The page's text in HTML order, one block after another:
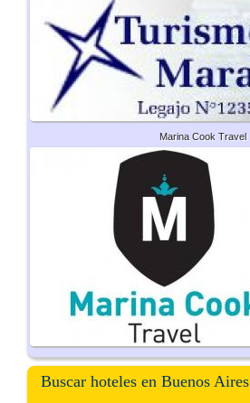
Marina Cook Travel
Buscar hoteles en Buenos Aires